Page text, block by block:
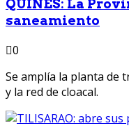
QUINES: La
saneamiento
0
Se amplía la planta de
y la red de cloacal.